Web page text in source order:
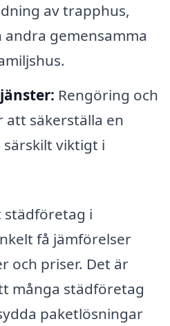
av trapphus,
gemensamma
Rengöring och
säkerställa en
särskilt viktigt i
städföretag i
få jämförelser
och priser. Det är
många städföretag
paketlösningar